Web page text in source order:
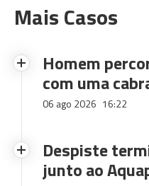
Mais Casos
Homem
com uma
06 ago 2026 16:22
Despiste
junto ao